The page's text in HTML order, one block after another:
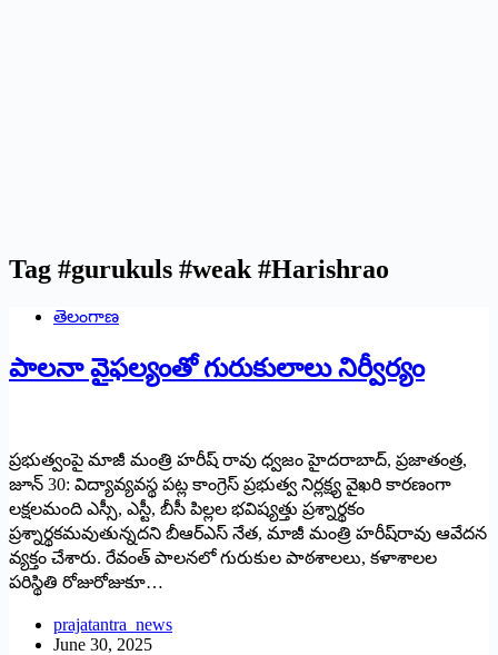
Tag #gurukuls #weak #Harishrao
తెలంగాణ
పాలనా వైఫల్యంతో గురుకులాలు నిర్వీర్యం
ప్రభుత్వంపై మాజీ మంత్రి హరీష్‌ రావు ధ్వజం హైదరాబాద్‌, ప్రజాతంత్ర,
జూన్‌ 30: విద్యావ్యవస్థ పట్ల కాంగ్రెస్‌ ప్రభుత్వ నిర్లక్ష్య వైఖరి కారణంగా
లక్షలమంది ఎస్సీ, ఎస్టీ, బీసీ పిల్లల భవిష్యత్తు ప్రశ్నార్థకం
ప్రశ్నార్థకమవుతున్నదని బీఆర్‌ఎస్‌ నేత, మాజీ మంత్రి హరీష్‌రావు ఆవేదన
వ్యక్తం చేశారు. రేవంత్‌ పాలనలో గురుకుల పాఠశాలలు, కళాశాలల
పరిస్థితి రోజురోజుకూ…
prajatantra_news
June 30, 2025